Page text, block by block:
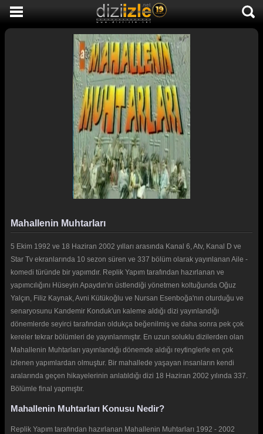
SON EKLENEN DİZİLER
GENÇLİK
DİZİ HABERLERİ
Mahallenin Muhtarları
5 Ekim 1992 ve 18 Haziran 2002 yılları arasında Kanal 6, Atv, Kanal D ve
Star Tv ekranlarında 10 sezon süren ve 337 bölüm olarak yayınlanan Aile -
komedi türünde bir yapımdır. Replik Yapım tarafından hazırlanan ve
yapımcılığını Hüseyin Apaydın'ın üstlendiği yönetmen koltuğunda Oğuz
Yalçın, Filiz Kaynak, Avni Kütükoğlu ve Nursan Esenboğa'nın oturduğu ve
senaryosunu Kandemir Konduk'un kaleme aldığı dizi yayınlandığı
dönemlerde seyirci tarafından oldukça beğenilmiş ve daha sonra pek çok
kereler tekrar bölümleri de yayınlanmıştır. En uzun soluklu dizilerden olan
Mahallenin Muhtarları yayınlandığı dönemde aldığı reytinglerle en çok
izlenen yapımlardan olmuştur. Bir mahallede yaşayan insanların kendi
aralarında geçen hikayelerinin anlatıldığı dizi 18 Haziran 2002 yılında 337.
Bölümle final yapmıştır.
Mahallenin Muhtarları Konusu Nedir?
Replik Yapım tarafından hazırlanan Mahallenin Muhtarları 1992 - 2002